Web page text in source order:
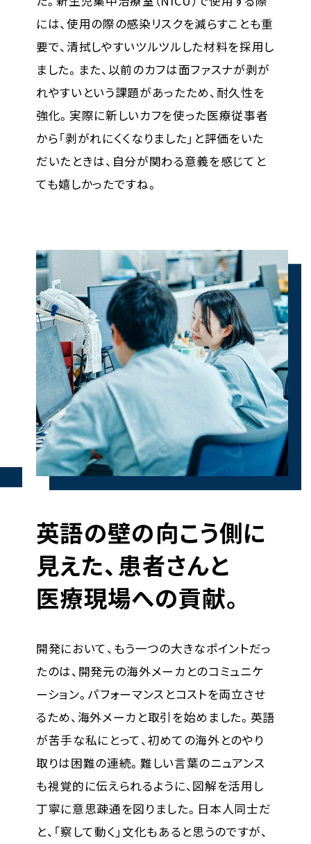
には、使用の際の感染リスクを減らすことも重
要で、清拭しやすいツルツルした材料を採用し
ました。また、以前のカフは面ファスナが剥が
れやすいという課題があったため、耐久性を
強化。実際に新しいカフを使った医療従事者
から「剥がれにくくなりました」と評価をいた
だいたときは、自分が関わる意義を感じてと
ても嬉しかったですね。
英語の壁の向こう側に
見えた、患者さんと
医療現場への貢献。
開発において、もう一つの大きなポイントだっ
たのは、開発元の海外メーカとのコミュニケ
ーション。パフォーマンスとコストを両立させ
るため、海外メーカと取引を始めました。英語
が苦手な私にとって、初めての海外とのやり
取りは困難の連続。難しい言葉のニュアンス
も視覚的に伝えられるように、図解を活用し
丁寧に意思疎通を図りました。日本人同士だ
と、「察して動く」文化もあると思うのですが、